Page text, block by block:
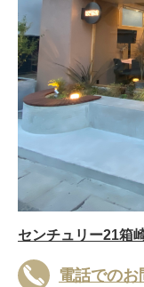
センチュリー21箱
電話でのお